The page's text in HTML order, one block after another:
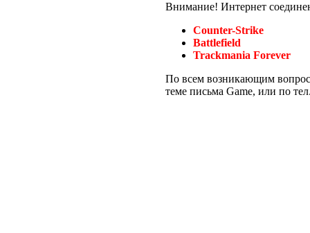
Внимание! Интернет
Counter-Strike
Battlefield
Trackmania Forever
По всем возникающим
теме письма Game, или по